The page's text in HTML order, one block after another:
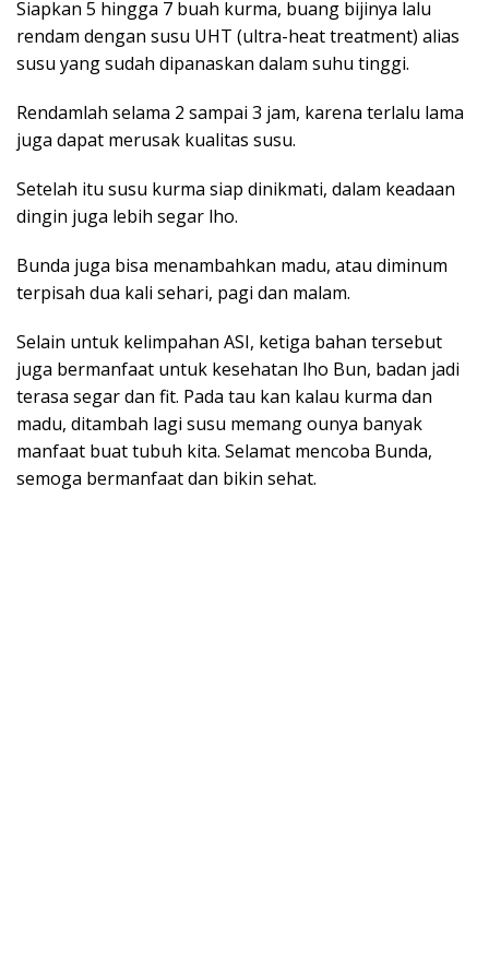
Siapkan 5 hingga 7 buah kurma, buang bijinya lalu
rendam dengan susu UHT (ultra-heat treatment) alias
susu yang sudah dipanaskan dalam suhu tinggi.
Rendamlah selama 2 sampai 3 jam, karena terlalu lama
juga dapat merusak kualitas susu.
Setelah itu susu kurma siap dinikmati, dalam keadaan
dingin juga lebih segar lho.
Bunda juga bisa menambahkan madu, atau diminum
terpisah dua kali sehari, pagi dan malam.
Selain untuk kelimpahan ASI, ketiga bahan tersebut
juga bermanfaat untuk kesehatan lho Bun, badan jadi
terasa segar dan fit. Pada tau kan kalau kurma dan
madu, ditambah lagi susu memang ounya banyak
manfaat buat tubuh kita. Selamat mencoba Bunda,
semoga bermanfaat dan bikin sehat.